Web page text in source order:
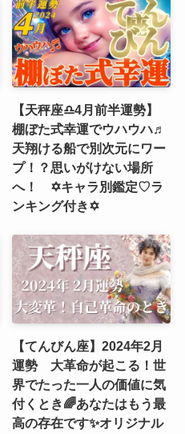
【天秤座♎4月前半運勢】
棚ぼた式幸運でウハウハ♬
天翔ける船で別次元にワー
プ！？思いがけない場所
へ！ ✡️キャラ別鑑定♡ラ
ンキング付き✡️
【てんびん座】2024年2月
運勢 大革命が起こる！世
界でたった一人の価値に気
付くとき🌈あなたはもう最
高の存在です✨オリジナル